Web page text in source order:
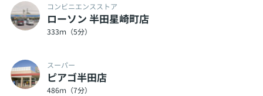
コンビニエンスストア
ローソン 半田星崎町店
333ｍ（5分）
スーパー
ピアゴ半田店
486ｍ（7分）